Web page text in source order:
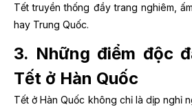
Tết truyền thống đầy trang nghiêm,
hay Trung Quốc.
3. Những điểm độc
Tết ở Hàn Quốc
Tết ở Hàn Quốc không chỉ là dịp nghỉ